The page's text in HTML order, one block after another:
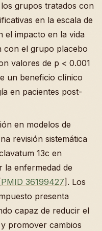
grupos tratados con
en la escala de
el impacto en la vida
con el grupo placebo
valores de p < 0.001
un beneficio clínico
en pacientes post-
en modelos de
revisión sistemática
13c en
la enfermedad de
PMID 36199427]. Los
presenta
capaz de reducir el
promover cambios